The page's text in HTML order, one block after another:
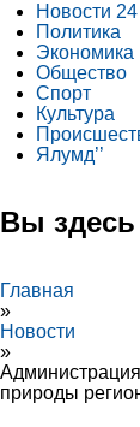
Новости 24
Политика
Экономика
Общество
Спорт
Культура
Ялумд’’
Вы здесь
Главная
»
Новости
»
природы